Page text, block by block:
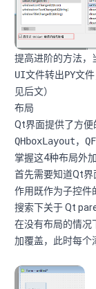
提高进阶的方法，
UI文件转出PY文
见后文）
布局
Qt界面提供了方便
QHboxLayout，
掌握这4种布局外
首先需要知道Qt界
作用既作为子控件
搜索下关于 Qt
在没有布局的情况
加覆盖，此时每